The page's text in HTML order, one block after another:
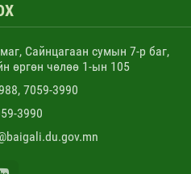
Сайнцагаан сумын 7-р баг,
өргөн чөлөө 1-ын 105
7059-3990
3990